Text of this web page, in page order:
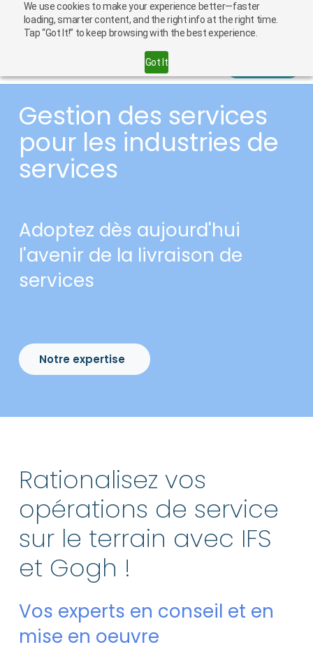
We use cookies to make your experience better—faster
loading, smarter content, and the right info at the right time.
Tap “Got It!” to keep browsing with the best experience.
Got It
Carrieres Français
Gestion des services
pour les industries de
services
Adoptez dès aujourd'hui
l'avenir de la livraison de
services
Notre expertise
Rationalisez vos
opérations de service
sur le terrain avec IFS
et Gogh !
Vos experts en conseil et en
mise en oeuvre